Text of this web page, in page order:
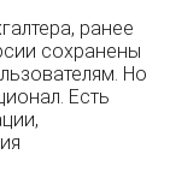
ранее
сохранены
Но
Есть